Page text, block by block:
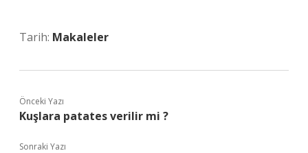
Tarih: Makaleler
Önceki Yazı
Kuşlara patates verilir mi ?
Sonraki Yazı